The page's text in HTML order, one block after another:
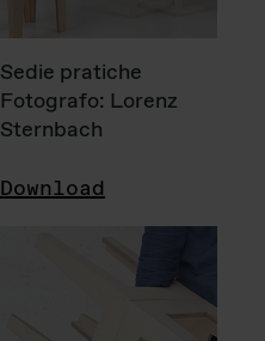
Sedie pratiche
Fotografo: Lorenz
Sternbach
Download